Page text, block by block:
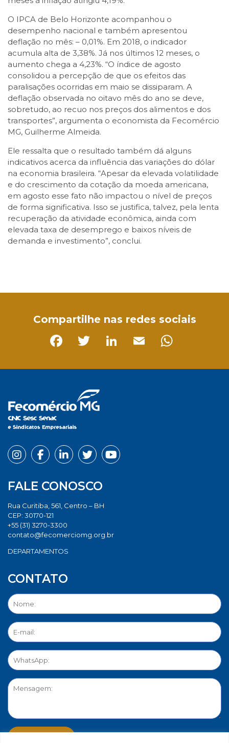
O IPCA de Belo Horizonte acompanhou o
desempenho nacional e também apresentou
deflação no mês: – 0,01%. Em 2018, o indicador
acumula alta de 3,38%. Já nos últimos 12 meses, o
aumento chega a 4,23%. “O índice de agosto
consolidou a percepção de que os efeitos das
paralisações ocorridas em maio se dissiparam. A
deflação observada no oitavo mês do ano se deve,
sobretudo, ao recuo nos preços dos alimentos e dos
transportes”, argumenta o economista da Fecomércio
MG, Guilherme Almeida.
Ele ressalta que o resultado também dá alguns
indicativos acerca da influência das variações do dólar
na economia brasileira. “Apesar da elevada volatilidade
e do crescimento da cotação da moeda americana,
em agosto esse fato não impactou o nível de preços
de forma significativa. Isso se justifica, talvez, pela lenta
recuperação da atividade econômica, ainda com
elevada taxa de desemprego e baixos níveis de
demanda e investimento”, conclui.
Compartilhe nas redes sociais
FALE CONOSCO
Rua Curitiba, 561, Centro – BH
CEP: 30170-121
+55 (31) 3270-3300
contato@fecomerciomg.org.br
DEPARTAMENTOS
CONTATO